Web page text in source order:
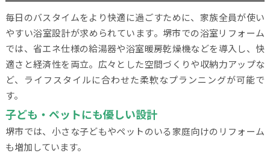
毎日のバスタイムをより快適に過ごすために、家族全員が使い
やすい浴室設計が求められています。堺市での浴室リフォーム
では、省エネ仕様の給湯器や浴室暖房乾燥機などを導入し、快
適さと経済性を両立。広々とした空間づくりや収納力アップな
ど、ライフスタイルに合わせた柔軟なプランニングが可能で
す。
子ども・ペットにも優しい設計
堺市では、小さな子どもやペットのいる家庭向けのリフォーム
も増加しています。